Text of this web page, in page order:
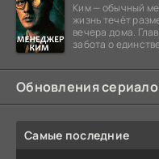
Ким — обычный
жизнь течёт
вечера дома.
забота о
Обновления
Самые последние